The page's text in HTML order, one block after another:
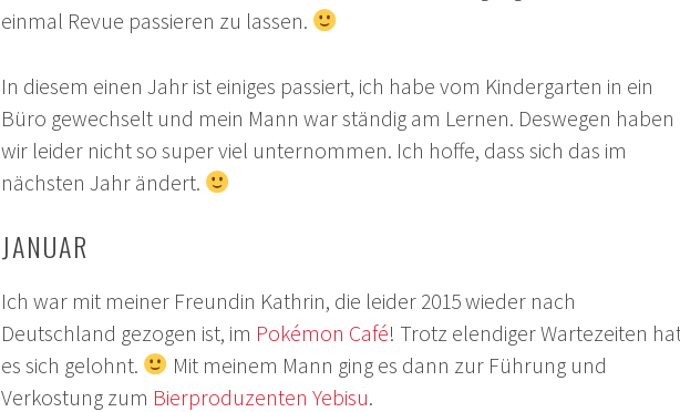
einmal Revue passieren zu lassen.
In diesem einen Jahr ist einiges passiert, ich habe vom Kindergarten in ein
Büro gewechselt und mein Mann war ständig am Lernen. Deswegen haben
wir leider nicht so super viel unternommen. Ich hoffe, dass sich das im
nächsten Jahr ändert.
JANUAR
Ich war mit meiner Freundin Kathrin, die leider 2015 wieder nach
Deutschland gezogen ist, im Pokémon Café! Trotz elendiger Wartezeiten
es sich gelohnt.
Mit meinem Mann ging es dann zur Führung und
Verkostung zum Bierproduzenten Yebisu.